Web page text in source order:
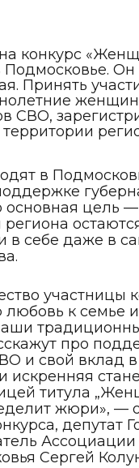
конкурс
Подмосковье. Он
Принять
СВО,
территории
в
основная цель
в себе даже в
участницы
любовь к семье
про
и свой вклад
искренняя
титула
жюри», —
депутат
Ассоциации
Сергей